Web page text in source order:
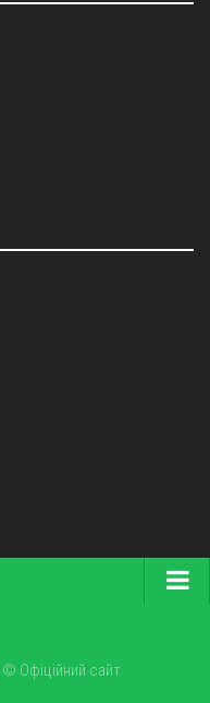
Офіційний сайт